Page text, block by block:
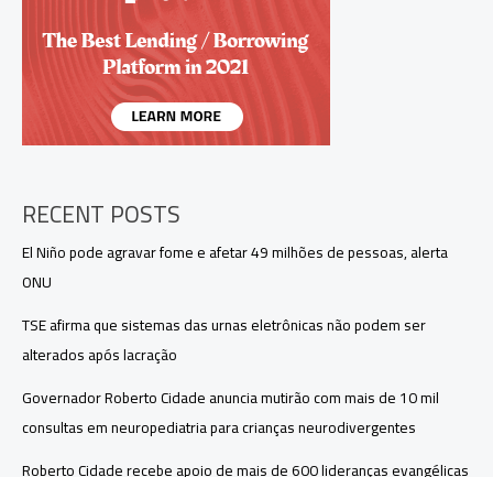
Manaus
RECENT POSTS
El Niño pode agravar fome e afetar 49 milhões de pessoas, alerta
ONU
TSE afirma que sistemas das urnas eletrônicas não podem ser
alterados após lacração
Governador Roberto Cidade anuncia mutirão com mais de 10 mil
consultas em neuropediatria para crianças neurodivergentes
Roberto Cidade recebe apoio de mais de 600 lideranças evangélicas